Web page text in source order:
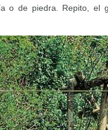
o de piedra. Repito, el